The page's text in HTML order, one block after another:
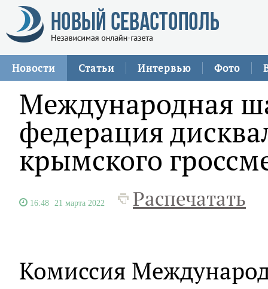
Новости Статьи Интервью Фото
Международная
федерация
крымского
16:48 21 марта 2022 Распечатать
Комиссия